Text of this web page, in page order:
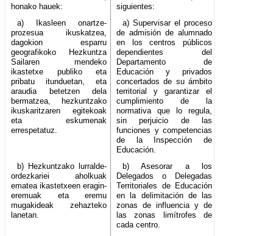
honako hauek:
siguientes:
a) Ikasleen onartze-
prozesua ikuskatzea,
dagokion esparru
geografikoko Hezkuntza
Sailaren mendeko
ikastetxe publiko eta
pribatu itunduetan, eta
araudia betetzen dela
bermatzea, hezkuntzako
ikuskaritzaren egitekoak
eta eskumenak
errespetatuz.
a) Supervisar el proceso
de admisión de alumnado
en los centros públicos
dependientes del
Departamento de
Educación y privados
concertados de su ámbito
territorial y garantizar el
cumplimiento de la
normativa que lo regula,
sin perjuicio de las
funciones y competencias
de la Inspección de
Educación.
b) Hezkuntzako lurralde-
ordezkariei aholkuak
ematea ikastetxeen eragin-
eremuak eta eremu
mugakideak zehazteko
lanetan.
b) Asesorar a los
Delegados o Delegadas
Territoriales de Educación
en la delimitación de las
zonas de influencia y de
las zonas limítrofes de
cada centro.